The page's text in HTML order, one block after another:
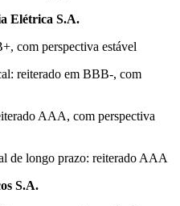
Elétrica S.A.
com perspectiva estável
reiterado em BBB-, com
AAA, com perspectiva
de longo prazo: reiterado AAA
S.A.